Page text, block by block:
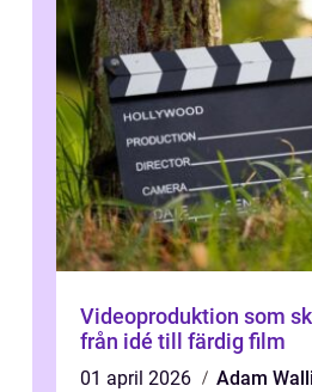
Videoproduktion som
från idé till färdig film
01 april 2026
Adam